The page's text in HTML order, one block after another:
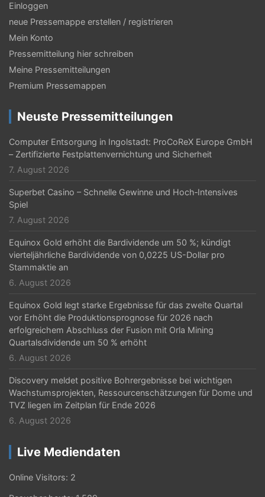
n
n
u
m
e
r
i
e
r
u
n
g
d
e
r
B
e
i
t
r
g
e
Einloggen
neue Pressemappe erstellen / registrieren
Mein Konto
Pressemitteilung hier schreiben
Meine Pressemitteilungen
Premium Pressemappen
Neuste Pressemitteilungen
Computer Entsorgung in Ingolstadt: ProCoReX Europe GmbH
– Zertifizierte Festplattenvernichtung und Sicherheit
7. August 2026
Superbet Casino – Schnelle Gewinne und Hoch‑Intensives
Spiel
7. August 2026
Equinox Gold erhöht die Bardividende um 50 %; kündigt
vierteljährliche Bardividende von 0,0225 US-Dollar pro
Stammaktie an
6. August 2026
Equinox Gold legt starke Ergebnisse für das zweite Quartal
vor Erhöht die Produktionsprognose für 2026 nach
erfolgreichem Abschluss der Fusion mit Orla Mining
Quartalsdividende um 50 % erhöht
6. August 2026
Discovery meldet positive Bohrergebnisse bei wichtigen
Wachstumsprojekten, Ressourcenschätzungen für Dome und
TVZ liegen im Zeitplan für Ende 2026
6. August 2026
Live Mediendaten
Online Visitors: 2